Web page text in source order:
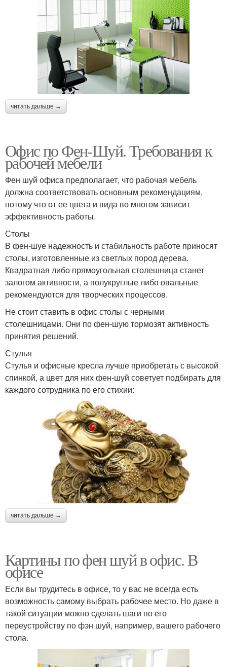
читать дальше →
Офис по Фен-Шуй. Требования к
рабочей мебели
Фен шуй офиса предполагает, что рабочая мебель
должна соответствовать основным рекомендациям,
потому что от ее цвета и вида во многом зависит
эффективность работы.
Столы
В фен-шуе надежность и стабильность работе приносят
столы, изготовленные из светлых пород дерева.
Квадратная либо прямоугольная столешница станет
залогом активности, а полукруглые либо овальные
рекомендуются для творческих процессов.
Не стоит ставить в офис столы с черными
столешницами. Они по фен-шую тормозят активность
принятия решений.
Стулья
Стулья и офисные кресла лучше приобретать с высокой
спинкой, а цвет для них фен-шуй советует подбирать для
каждого сотрудника по его стихии:
читать дальше →
Картины по фен шуй в офис. В
офисе
Если вы трудитесь в офисе, то у вас не всегда есть
возможность самому выбрать рабочее место. Но даже в
такой ситуации можно сделать шаги по его
переустройству по фэн шуй, например, вашего рабочего
стола.